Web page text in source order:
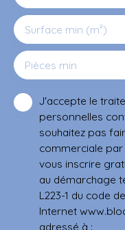
Surface min (m²)
Pièces min
J'accepte le
personnelles
souhaitez pas
commerciale
vous inscrire
au démarchage
L223-1 du code
Internet
adressé à :